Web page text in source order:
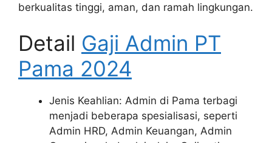
berkualitas tinggi, aman, dan ramah lingkungan.
Detail Gaji Admin PT
Pama 2024
Jenis Keahlian: Admin di Pama terbagi
menjadi beberapa spesialisasi, seperti
Admin HRD, Admin Keuangan, Admin